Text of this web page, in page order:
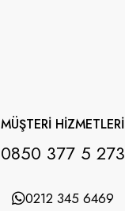
MÜŞTERİ HİZMETLERİ
0850 377 5 273
0212 345 6469